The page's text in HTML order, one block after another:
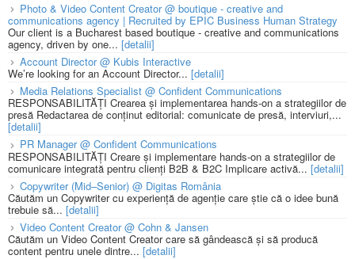
Photo & Video Content Creator @ boutique - creative and
communications agency | Recruited by EPIC Business Human Strategy
Our client is a Bucharest based boutique - creative and communications
agency, driven by one... [detalii]
Account Director @ Kubis Interactive
We’re looking for an Account Director... [detalii]
Media Relations Specialist @ Confident Communications
RESPONSABILITĂȚI Crearea și implementarea hands-on a strategiilor de
presă Redactarea de conținut editorial: comunicate de presă, interviuri,...
[detalii]
PR Manager @ Confident Communications
RESPONSABILITĂȚI Creare și implementare hands-on a strategiilor de
comunicare integrată pentru clienți B2B & B2C Implicare activă... [detalii]
Copywriter (Mid–Senior) @ Digitas România
Căutăm un Copywriter cu experiență de agenție care știe că o idee bună
trebuie să... [detalii]
Video Content Creator @ Cohn & Jansen
Căutăm un Video Content Creator care să gândească și să producă
content pentru unele dintre... [detalii]